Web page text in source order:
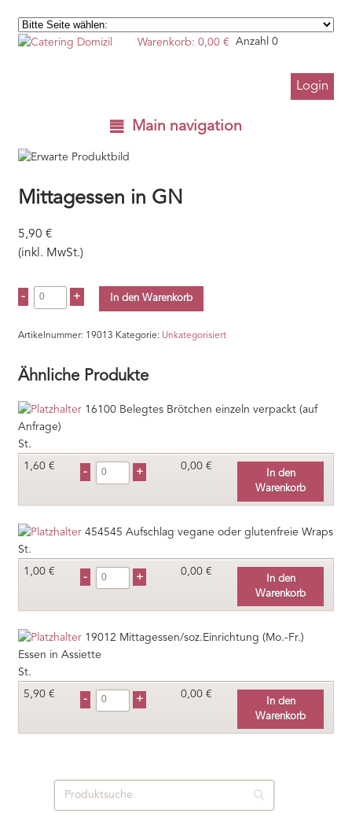
Login
Warenkorb: 0,00€ Anzahl 0
Main navigation
Mittagessen in GN
5,90 €
(inkl. MwSt.)
In den Warenkorb
Artikelnummer: 19013 Kategorie: Unkategorisiert
Ähnliche Produkte
16100 Belegtes Brötchen einzeln verpackt (auf
Anfrage)
St.
1,60€ 0,00 €
In den
Warenkorb
454545 Aufschlag vegane oder glutenfreie Wraps
St.
1,00€ 0,00 €
In den
Warenkorb
19012 Mittagessen/soz.Einrichtung (Mo.-Fr.)
Essen in Assiette
St.
5,90€ 0,00 €
In den
Warenkorb